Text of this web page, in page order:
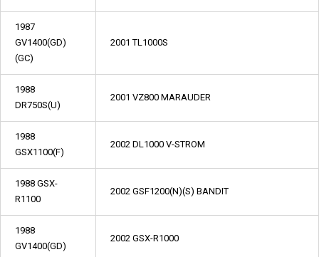
1987
GV1400(GD)
(GC)
2001 TL1000S
1988
DR750S(U)
2001 VZ800 MARAUDER
1988
GSX1100(F)
2002 DL1000 V-STROM
1988 GSX-
R1100
2002 GSF1200(N)(S) BANDIT
1988
GV1400(GD)
2002 GSX-R1000